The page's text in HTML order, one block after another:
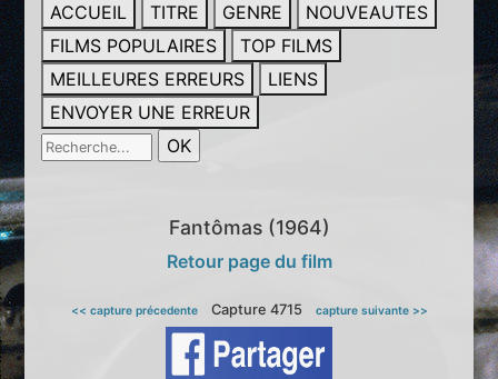
ACCUEIL TITRE GENRE
NOUVEAUTES
FILMS POPULAIRES
TOP FILMS
MEILLEURES ERREURS
LIENS
ENVOYER UNE ERREUR
Fantômas (1964)
Retour page du film
<< capture précedenteCapture 4715 capture suivante >>